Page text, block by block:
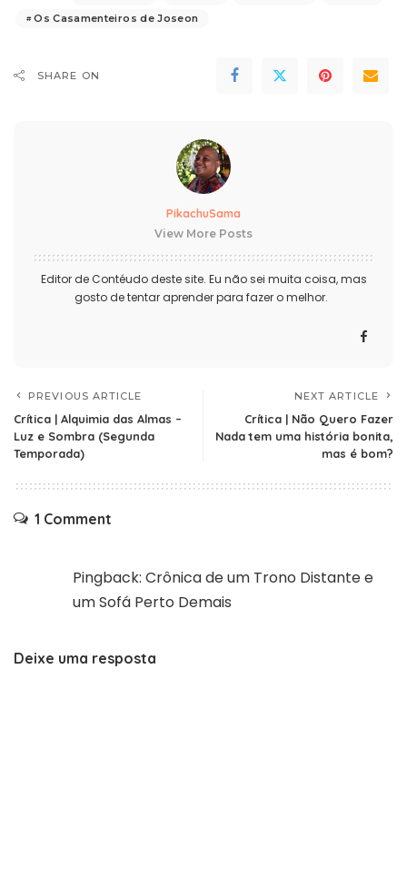
Os Casamenteiros de Joseon
SHARE ON
PikachuSama
View More Posts
Editor de Contéudo deste site. Eu não sei muita coisa, mas
gosto de tentar aprender para fazer o melhor.
PREVIOUS ARTICLE
Crítica | Alquimia das Almas –
Luz e Sombra (Segunda
Temporada)
NEXT ARTICLE
Crítica | Não Quero Fazer
Nada tem uma história bonita,
mas é bom?
1 Comment
Pingback: Crônica de um Trono Distante e
um Sofá Perto Demais
Deixe uma resposta